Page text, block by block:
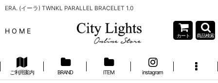
ERA. (イーラ) TWNKL PARALLEL BRACELET 1.0
H O M E
カート 商品検索
ご利用案内 BRAND ITEM instagram